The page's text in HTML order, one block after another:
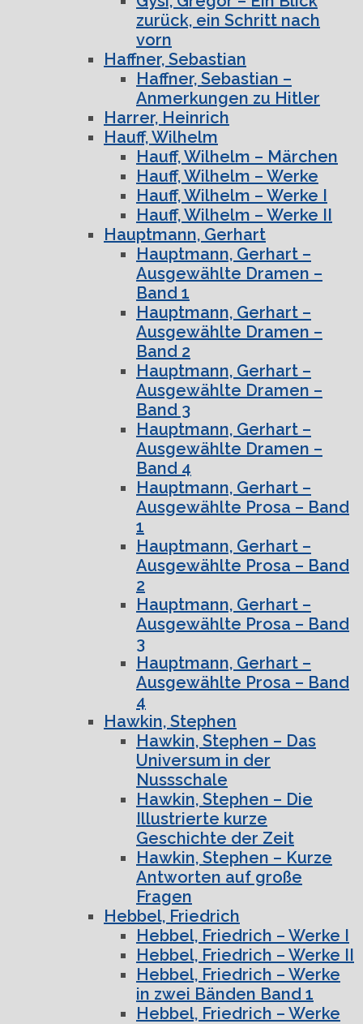
zurück, ein Schritt nach
vorn
Haffner, Sebastian
Haffner, Sebastian –
Anmerkungen zu Hitler
Harrer, Heinrich
Hauff, Wilhelm
Hauff, Wilhelm – Märchen
Hauff, Wilhelm – Werke
Hauff, Wilhelm – Werke I
Hauff, Wilhelm – Werke II
Hauptmann, Gerhart
Hauptmann, Gerhart –
Ausgewählte Dramen –
Band 1
Hauptmann, Gerhart –
Ausgewählte Dramen –
Band 2
Hauptmann, Gerhart –
Ausgewählte Dramen –
Band 3
Hauptmann, Gerhart –
Ausgewählte Dramen –
Band 4
Hauptmann, Gerhart –
Ausgewählte Prosa – Band
1
Hauptmann, Gerhart –
Ausgewählte Prosa – Band
2
Hauptmann, Gerhart –
Ausgewählte Prosa – Band
3
Hauptmann, Gerhart –
Ausgewählte Prosa – Band
4
Hawkin, Stephen
Hawkin, Stephen – Das
Universum in der
Nussschale
Hawkin, Stephen – Die
Illustrierte kurze
Geschichte der Zeit
Hawkin, Stephen – Kurze
Antworten auf große
Fragen
Hebbel, Friedrich
Hebbel, Friedrich – Werke I
Hebbel, Friedrich – Werke II
Hebbel, Friedrich – Werke
in zwei Bänden Band 1
Hebbel, Friedrich – Werke